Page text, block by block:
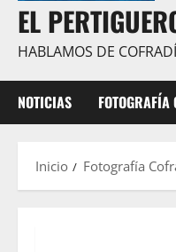
EL
HABLAMOS DE
NOTICIAS FOTOGRAFÍA
Inicio Fotografía